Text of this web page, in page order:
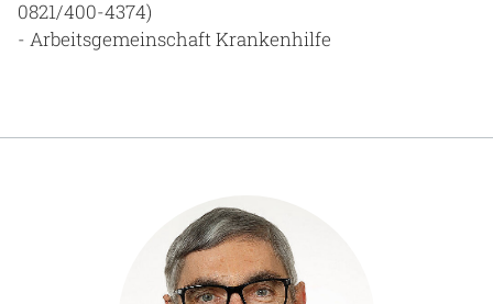
0821/400-4374)
- Arbeitsgemeinschaft Krankenhilfe